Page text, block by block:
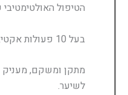
הטיפול
בעל 10 פעולות אקטיביות:
מתקן ומשקם, מעניק
לשיער.